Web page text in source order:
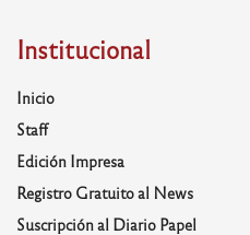
Institucional
Inicio
Staff
Edición Impresa
Registro Gratuito al News
Suscripción al Diario Papel